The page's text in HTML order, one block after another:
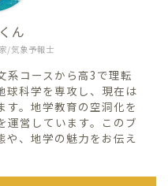
/気象予報士
ん
系コースから高3で理転
球科学を専攻し、現在は
す。地学教育の空洞化を
運営しています。このブ
や、地学の魅力をお伝え